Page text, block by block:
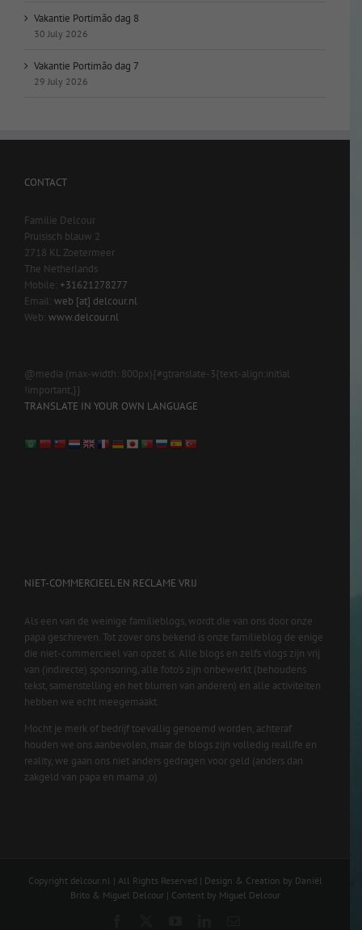
Vakantie Portimão dag 8
30 July 2026
Vakantie Portimão dag 7
29 July 2026
CONTACT
Familie Delcour
Pruisisch blauw 2
2718 KL Zoetermeer
The Netherlands
Mobile: +31621278277
Email: web [at] delcour.nl
Web: www.delcour.nl
@media (max-width: 800px){#gtranslate-3{text-align:initial
!important;}}
TRANSLATE IN YOUR OWN LANGUAGE
NIET-COMMERCIEEL EN RECLAME VRIJ
Als een van de weinige familieblogs, wordt die van ons door onze
papa geschreven. Tot zover ons bekend is onze familieblog de enige
die niet-commercieel van opzet is. Alle blogs en zelfs vlogs zijn vrij
van (indirecte) sponsoring, alle foto’s zijn onbewerkt (behoudens
tekst, samenstelling en het blurren van anderen) en alle activiteiten
hebben we echt meegemaakt.
Mocht je merk of bedrijf toevallig genoemd worden, achteraf
houden we ons aanbevolen, maar de blogs zijn volledig reallife en
reality, we gaan ons niet anders gedragen voor geld (anders dan
zakgeld van papa en mama ;o)
Copyright delcour.nl | All Rights Reserved | Design & Creation by Daniël
Brito & Miguel Delcour | Content by Miguel Delcour